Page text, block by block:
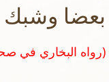
بعضا وشبك
(رواه البخاري في صحيحه رقم ٢٤٤٦ و مسلم في صحيحه رقم ٢٥٨٥)